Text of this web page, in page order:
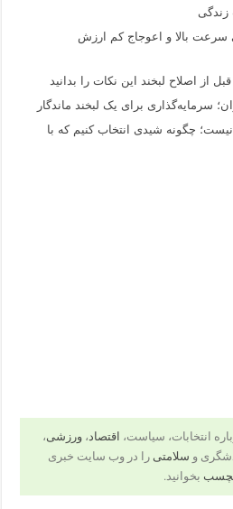
سرعت بالا و اعوجاج کم ارزش
از اصلاح لبخند این نکات را بدانید
سرمایه‌گذاری برای یک لبخند ماندگار
چگونه شیدی انتخاب کنیم که با
انتخابات، سیاست، اقتصاد، ورزشی،
و سلامتی را در وب سایت خبری
بخوانید.